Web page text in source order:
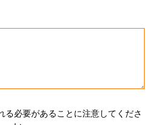
る必要があることに注意してくださ